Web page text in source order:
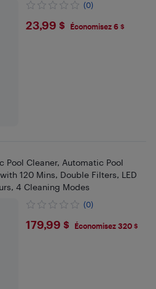
(0)
$23.99
23,99 $ Économisez 6 $
Pool Cleaner, Automatic Pool
120 Mins, Double Filters, LED
4 Cleaning Modes
(0)
$179.99
179,99 $ Économisez 320 $